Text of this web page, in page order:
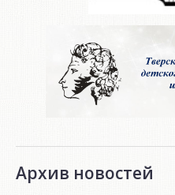
Архив новостей